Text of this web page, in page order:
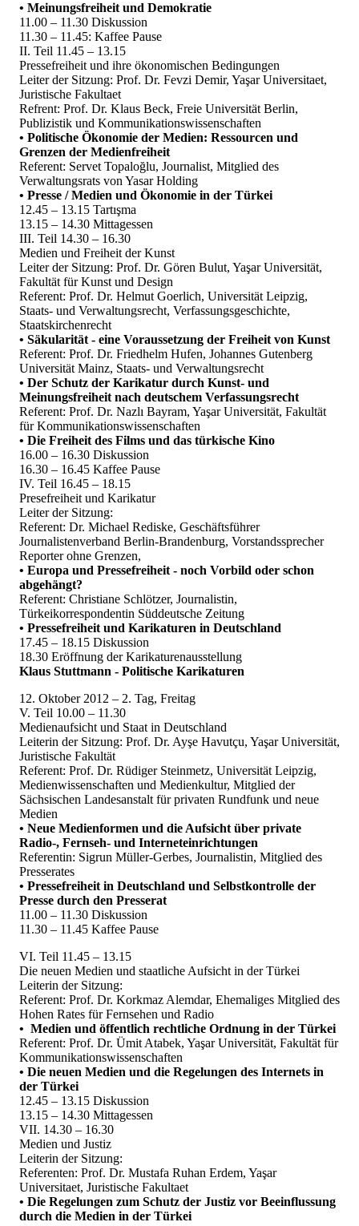
• Meinungsfreiheit und Demokratie
11.00 – 11.30 Diskussion
11.30 – 11.45: Kaffee Pause
II. Teil 11.45 – 13.15
Pressefreiheit und ihre ökonomischen Bedingungen
Leiter der Sitzung: Prof. Dr. Fevzi Demir, Yaşar Universitaet,
Juristische Fakultaet
Refrent: Prof. Dr. Klaus Beck, Freie Universität Berlin,
Publizistik und Kommunikationswissenschaften
• Politische Ökonomie der Medien: Ressourcen und
Grenzen der Medienfreiheit
Referent: Servet Topaloğlu, Journalist, Mitglied des
Verwaltungsrats von Yasar Holding
• Presse / Medien und Ökonomie in der Türkei
12.45 – 13.15 Tartışma
13.15 – 14.30 Mittagessen
III. Teil 14.30 – 16.30
Medien und Freiheit der Kunst
Leiter der Sitzung: Prof. Dr. Gören Bulut, Yaşar Universität,
Fakultät für Kunst und Design
Referent: Prof. Dr. Helmut Goerlich, Universität Leipzig,
Staats- und Verwaltungsrecht, Verfassungsgeschichte,
Staatskirchenrecht
• Säkularität - eine Voraussetzung der Freiheit von Kunst
Referent: Prof. Dr. Friedhelm Hufen, Johannes Gutenberg
Universität Mainz, Staats- und Verwaltungsrecht
• Der Schutz der Karikatur durch Kunst- und
Meinungsfreiheit nach deutschem Verfassungsrecht
Referent: Prof. Dr. Nazlı Bayram, Yaşar Universität, Fakultät
für Kommunikationswissenschaften
• Die Freiheit des Films und das türkische Kino
16.00 – 16.30 Diskussion
16.30 – 16.45 Kaffee Pause
IV. Teil 16.45 – 18.15
Presefreiheit und Karikatur
Leiter der Sitzung:
Referent: Dr. Michael Rediske, Geschäftsführer
Journalistenverband Berlin-Brandenburg, Vorstandssprecher
Reporter ohne Grenzen,
• Europa und Pressefreiheit - noch Vorbild oder schon
abgehängt?
Referent: Christiane Schlötzer, Journalistin,
Türkeikorrespondentin Süddeutsche Zeitung
• Pressefreiheit und Karikaturen in Deutschland
17.45 – 18.15 Diskussion
18.30 Eröffnung der Karikaturenausstellung
Klaus Stuttmann - Politische Karikaturen
12. Oktober 2012 – 2. Tag, Freitag
V. Teil 10.00 – 11.30
Medienaufsicht und Staat in Deutschland
Leiterin der Sitzung: Prof. Dr. Ayşe Havutçu, Yaşar Universität,
Juristische Fakultät
Referent: Prof. Dr. Rüdiger Steinmetz, Universität Leipzig,
Medienwissenschaften und Medienkultur, Mitglied der
Sächsischen Landesanstalt für privaten Rundfunk und neue
Medien
• Neue Medienformen und die Aufsicht über private
Radio-, Fernseh- und Interneteinrichtungen
Referentin: Sigrun Müller-Gerbes, Journalistin, Mitglied des
Presserates
• Pressefreiheit in Deutschland und Selbstkontrolle der
Presse durch den Presserat
11.00 – 11.30 Diskussion
11.30 – 11.45 Kaffee Pause
VI. Teil 11.45 – 13.15
Die neuen Medien und staatliche Aufsicht in der Türkei
Leiterin der Sitzung:
Referent: Prof. Dr. Korkmaz Alemdar, Ehemaliges Mitglied des
Hohen Rates für Fernsehen und Radio
• Medien und öffentlich rechtliche Ordnung in der Türkei
Referent: Prof. Dr. Ümit Atabek, Yaşar Universität, Fakultät für
Kommunikationswissenschaften
• Die neuen Medien und die Regelungen des Internets in
der Türkei
12.45 – 13.15 Diskussion
13.15 – 14.30 Mittagessen
VII. 14.30 – 16.30
Medien und Justiz
Leiterin der Sitzung:
Referenten: Prof. Dr. Mustafa Ruhan Erdem, Yaşar
Universitaet, Juristische Fakultaet
• Die Regelungen zum Schutz der Justiz vor Beeinflussung
durch die Medien in der Türkei